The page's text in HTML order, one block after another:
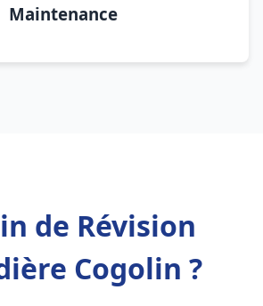
Maintenance
de Révision
Cogolin ?